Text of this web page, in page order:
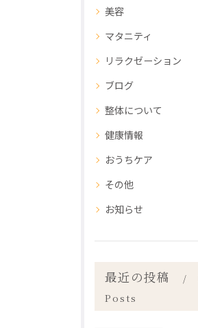
美容
マタニティ
リラクゼーション
ブログ
整体について
健康情報
おうちケア
その他
お知らせ
最近の投稿
Posts